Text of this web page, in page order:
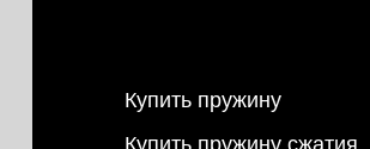
Купить пружину